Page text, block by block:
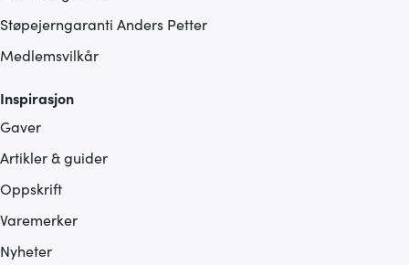
Støpejerngaranti Anders Petter
Medlemsvilkår
Inspirasjon
Gaver
Artikler & guider
Oppskrift
Varemerker
Nyheter